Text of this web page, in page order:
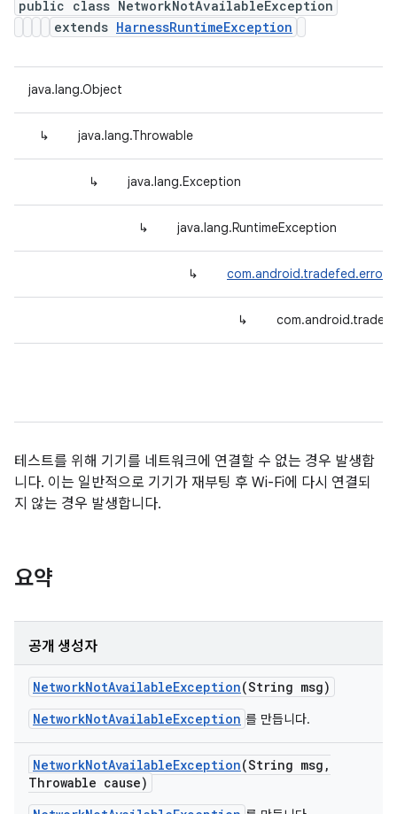
public class NetworkNotAvailableException
extends HarnessRuntimeException
java.lang.Object
↳ java.lang.Throwable
↳ java.lang.Exception
↳ java.lang.RuntimeException
↳
↳
테스트를 위해 기기를 네트워크에 연결할 수 없는 경우 발생합
니다. 이는 일반적으로 기기가 재부팅 후 Wi-Fi에 다시 연결되
지 않는 경우 발생합니다.
요약
공개 생성자
NetworkNotAvailableException(String msg)
NetworkNotAvailableException 를 만듭니다.
NetworkNotAvailableException(String msg ,
Throwable cause)